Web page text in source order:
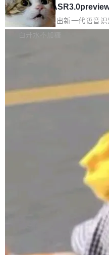
理解大规模代码仓时面临显著"
颈。 代码仓深度理解服务（以
e深度理解服务"）是华为云码
数据。2024年9月3日下午4点，
的账号密码进入A集群，输入了
称为"删库跑路"的命令——最高
oE 架构的大模型，好用到让人
存永远不够用。 Cloudflare 的
一直在跑这些模型的推理。他
整性保护。效果是：吞吐量提
成本降低 30%，精度不变。
存 KV cache 是推理时最吃显...
腾讯混元 Hy
腾讯混元正式推出新一代语音
3.0preview。基于最新一代大语
让语音识别不再只是听清，而是
先理解你的语境和意图，再把准
到你。从“逐字转写、单点优化”
境、兼容场景、一键直出”。
w 不要求标准普通话，方言识
等 10 大方言片区和 20 余个二
源评测集中，Hy ASR 3.0
白开水不加糖